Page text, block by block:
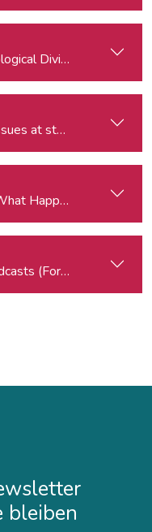
Divides,
at stake and
Happened to
(Fortgeschrittene)
bleiben